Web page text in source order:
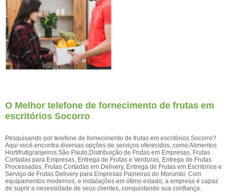
O Melhor telefone de fornecimento de frutas em
escritórios Socorro
Pesquisando por telefone de fornecimento de frutas em escritórios Socorro?
Aqui você encontra diversas opções de serviços oferecidos, como Alimentos
Hortifrutigranjeiros São Paulo,Distribuição de Frutas em Empresas, Frutas
Cortadas para Empresas, Entrega de Frutas e Verduras, Entrega de Frutas
Processadas, Frutas Cortadas em Delivery, Entrega de Frutas em Escritorios e
Serviço de Frutas Delivery para Empresas Paineiras do Morumbi. Com
equipamentos modernos, e instalações em ótimo estado, a empresa é capaz
de suprir a necessidade de seus clientes, conquistando sua confiança.